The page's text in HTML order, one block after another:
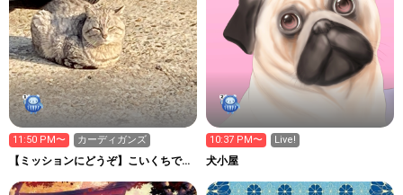
11:50 PM〜 カーディガンズ
【ミッションにどうぞ】こいくちです
10:37 PM〜 Live!
犬小屋